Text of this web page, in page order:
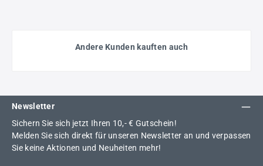
Andere Kunden kauften auch
Newsletter
Sichern Sie sich jetzt Ihren 10,- € Gutschein!
Melden Sie sich direkt für unseren Newsletter an und verpassen
Sie keine Aktionen und Neuheiten mehr!